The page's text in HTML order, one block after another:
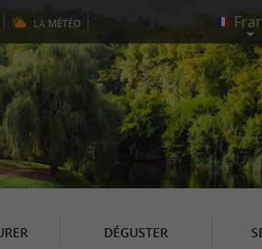
LA MÉTÉO
DÉGUSTER